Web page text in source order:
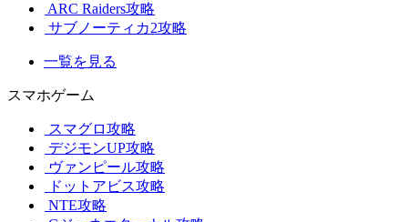
ARC Raiders攻略
サブノーティカ2攻略
一覧を見る
スマホゲーム
スマグロ攻略
デジモンUP攻略
ヴァンピール攻略
ドットアビス攻略
NTE攻略